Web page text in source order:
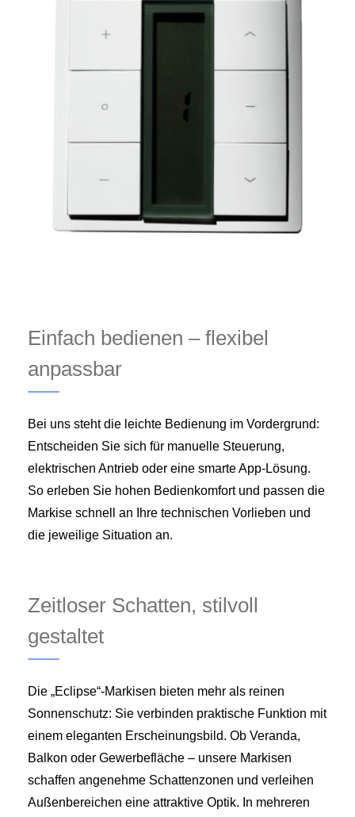
Einfach bedienen – flexibel
anpassbar
Bei uns steht die leichte Bedienung im Vordergrund:
Entscheiden Sie sich für manuelle Steuerung,
elektrischen Antrieb oder eine smarte App‑Lösung.
So erleben Sie hohen Bedienkomfort und passen die
Markise schnell an Ihre technischen Vorlieben und
die jeweilige Situation an.
Zeitloser Schatten, stilvoll
gestaltet
Die „Eclipse“‑Markisen bieten mehr als reinen
Sonnenschutz: Sie verbinden praktische Funktion mit
einem eleganten Erscheinungsbild. Ob Veranda,
Balkon oder Gewerbefläche – unsere Markisen
schaffen angenehme Schattenzonen und verleihen
Außenbereichen eine attraktive Optik. In mehreren